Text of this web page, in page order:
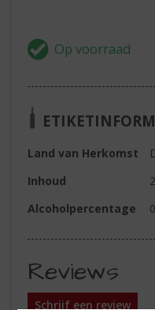
Land van Herkomst
Inhoud
Alcoholpercentage
Reviews
Schrijf een review